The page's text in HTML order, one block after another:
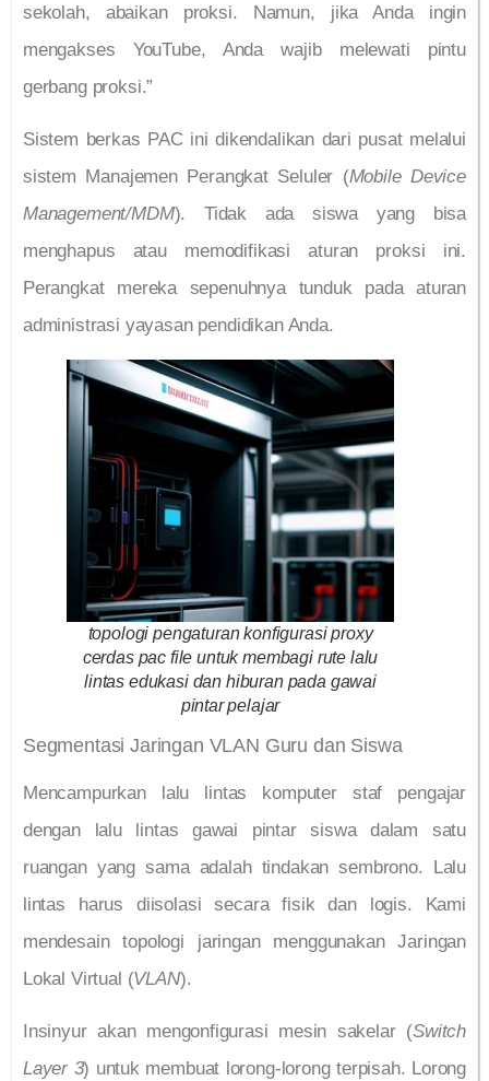
sekolah, abaikan proksi. Namun, jika Anda ingin
mengakses YouTube, Anda wajib melewati pintu
gerbang proksi.”
Sistem berkas PAC ini dikendalikan dari pusat melalui
sistem Manajemen Perangkat Seluler (Mobile Device
Management/MDM). Tidak ada siswa yang bisa
menghapus atau memodifikasi aturan proksi ini.
Perangkat mereka sepenuhnya tunduk pada aturan
administrasi yayasan pendidikan Anda.
topologi pengaturan konfigurasi proxy
cerdas pac file untuk membagi rute lalu
lintas edukasi dan hiburan pada gawai
pintar pelajar
Segmentasi Jaringan VLAN Guru dan Siswa
Mencampurkan lalu lintas komputer staf pengajar
dengan lalu lintas gawai pintar siswa dalam satu
ruangan yang sama adalah tindakan sembrono. Lalu
lintas harus diisolasi secara fisik dan logis. Kami
mendesain topologi jaringan menggunakan Jaringan
Lokal Virtual (VLAN).
Insinyur akan mengonfigurasi mesin sakelar (Switch
Layer 3) untuk membuat lorong-lorong terpisah. Lorong